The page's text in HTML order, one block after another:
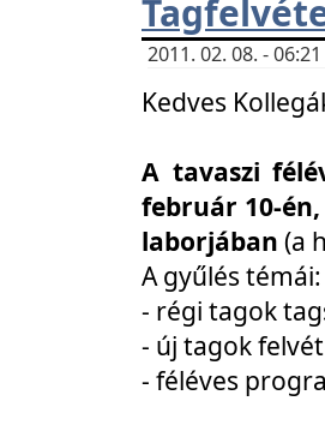
2011. 02. 08. -
Kedves
A tavaszi
február 10-
laborjában (a
A gyűlés témái:
- régi tagok
- új tagok
- féléves